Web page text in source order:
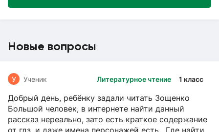
Новые вопросы
Литературное чтение 1 класс
У Ученик
Добрый день, ребёнку задали читать Зощенко
Большой человек, в интернете найти данный
рассказ нереально, зато есть краткое содержание
от гдз, и даже имена персонажей есть. Где найти